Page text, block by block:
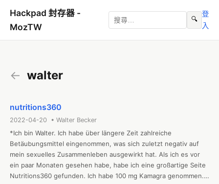
Hackpad 封存器 -
MozTW
🔍
登
入
← walter
nutritions360
2022-04-20 • Walter Becker
*Ich bin Walter. Ich habe über längere Zeit zahlreiche
Betäubungsmittel eingenommen, was sich zuletzt negativ auf
mein sexuelles Zusammenleben ausgewirkt hat. Als ich es vor
ein paar Monaten gesehen habe, habe ich eine großartige Seite
Nutritions360 gefunden. Ich habe 100 mg Kamagra genommen.